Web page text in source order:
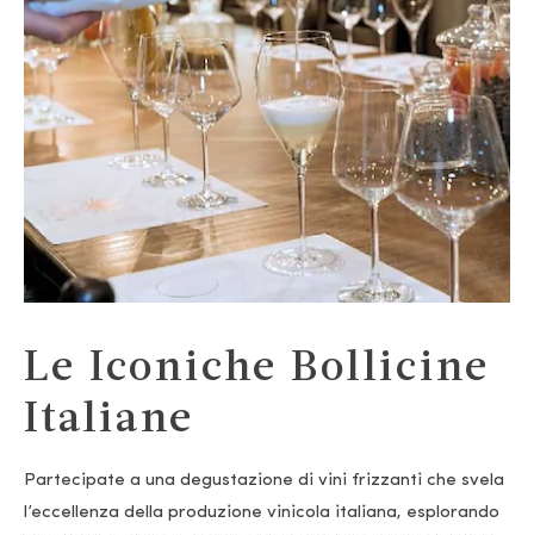
Le Iconiche Bollicine
Italiane
Partecipate a una degustazione di vini frizzanti che svela
l’eccellenza della produzione vinicola italiana, esplorando